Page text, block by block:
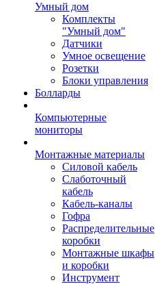
Умный дом
Комплекты
"Умный дом"
Датчики
Умное освещение
Розетки
Блоки управления
Болларды
Компьютерные
мониторы
Монтажные материалы
Силовой кабель
Слаботочный
кабель
Кабель-каналы
Гофра
Распределительные
коробки
Монтажные шкафы
и коробки
Инструмент